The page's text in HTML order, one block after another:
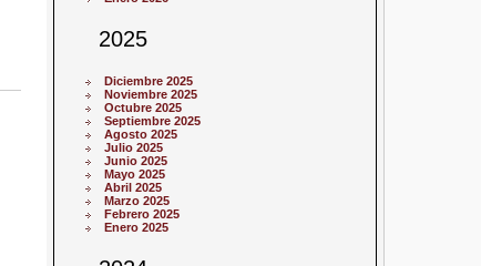
2025
Diciembre 2025
Noviembre 2025
Octubre 2025
Septiembre 2025
Agosto 2025
Julio 2025
Junio 2025
Mayo 2025
Abril 2025
Marzo 2025
Febrero 2025
Enero 2025